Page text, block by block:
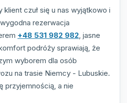
klient czuł się u nas wyjątkowo i
rezerwacja
+48 531 982 982, jasne
podróży sprawiają, że
wyborem dla osób
na trasie Niemcy - Lubuskie.
przyjemnością, a nie